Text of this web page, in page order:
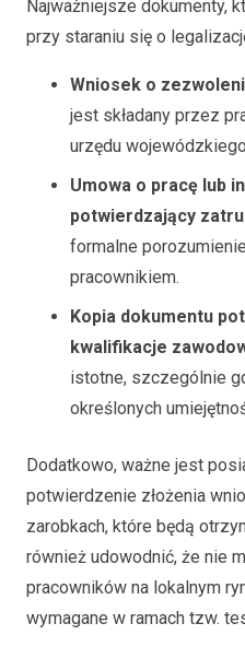
Najważniejsze dokumenty,
przy staraniu się o
Wniosek o
jest składany przez
urzędu
Umowa o pracę lub
potwierdzający
formalne
pracownikiem.
Kopia dokumentu
kwalifikacje
istotne, szczególnie
określonych
Dodatkowo, ważne jest
potwierdzenie złożenia
zarobkach, które będą
również udowodnić, że nie
pracowników na lokalnym
wymagane w ramach tzw.